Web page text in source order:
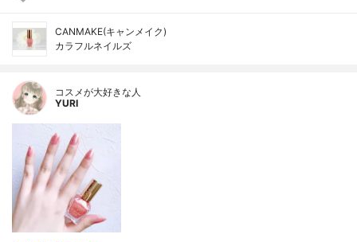
CANMAKE(キャンメイク)
カラフルネイルズ
コスメが大好きな人
YURI